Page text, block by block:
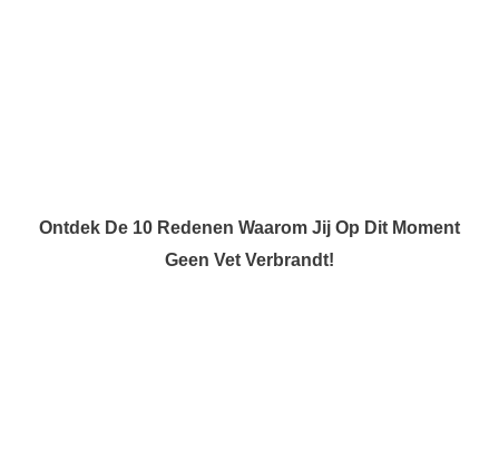
Ontdek De 10 Redenen Waarom Jij Op Dit Moment
Geen Vet Verbrandt!